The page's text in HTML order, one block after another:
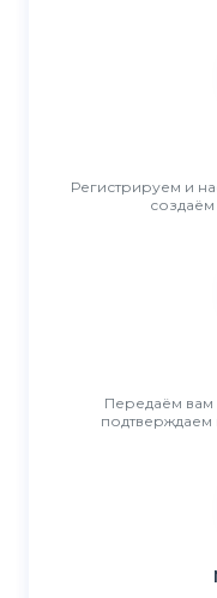
Регистрируем и
Передаём вам
подтверждаем